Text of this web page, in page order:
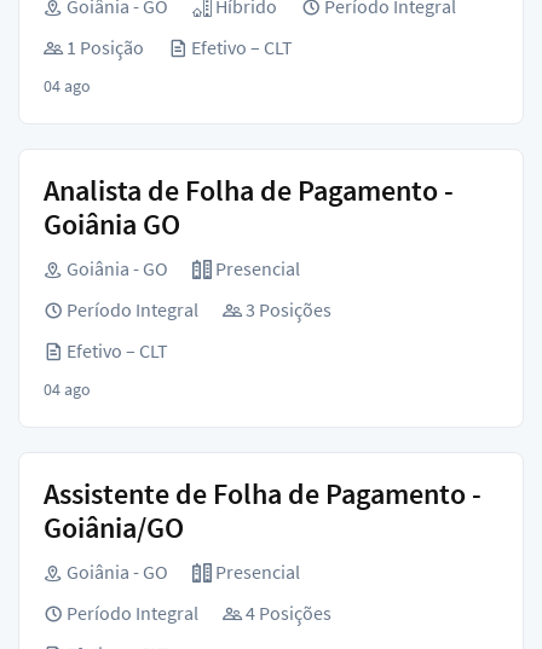
Goiânia - GO Híbrido
Período Integral
1 Posição
Efetivo – CLT
04 ago
Analista de Folha de Pagamento -
Goiânia GO
Goiânia - GO
Presencial
Período Integral
3 Posições
Efetivo – CLT
04 ago
Assistente de Folha de Pagamento -
Goiânia/GO
Goiânia - GO
Presencial
Período Integral
4 Posições